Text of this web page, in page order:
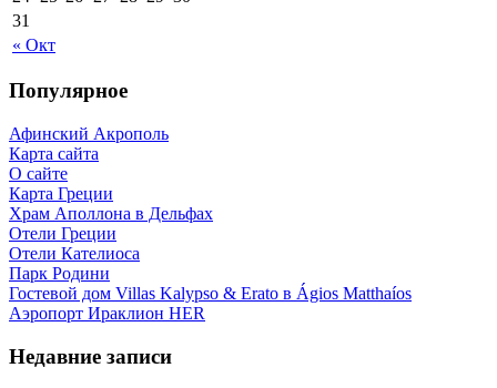
« Окт
31
Популярное
Афинский Акрополь
Карта сайта
О сайте
Карта Греции
Храм Аполлона в Дельфах
Отели Греции
Отели Кателиоса
Парк Родини
Гостевой дом Villas Kalypso & Erato в Ágios Matthaíos
Аэропорт Ираклион HER
Недавние записи